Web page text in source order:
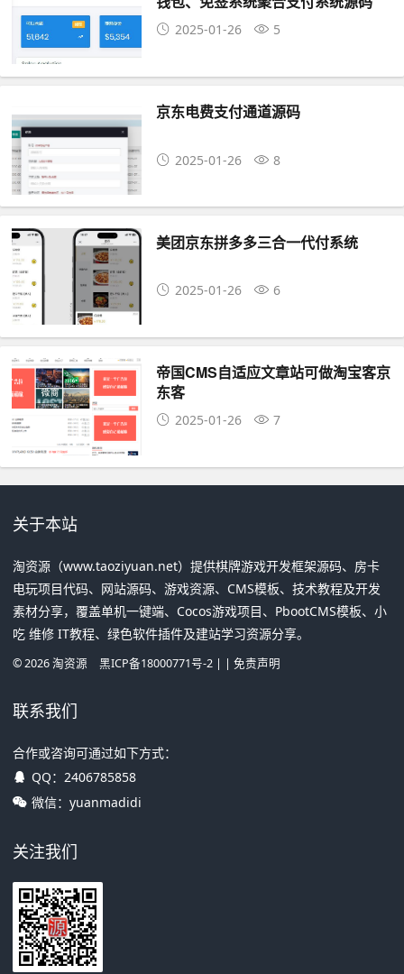
2025-01-26 5
京东电费支付通道源码
2025-01-26 8
美团京东拼多多三合一代付系统
2025-01-26 6
帝国CMS自适应文章站可做淘宝客京
东客
2025-01-26 7
关于本站
淘资源（www.taoziyuan.net）提供棋牌游戏开发框架源码、房卡
电玩项目代码、网站源码、游戏资源、CMS模板、技术教程及开发
素材分享，覆盖单机一键端、Cocos游戏项目、PbootCMS模板、小
吃 维修 IT教程、绿色软件插件及建站学习资源分享。
©2026淘资源 黑ICP备18000771号-2| | 免责声明
联系我们
合作或咨询可通过如下方式：
QQ： 2406785858
微信：yuanmadidi
关注我们